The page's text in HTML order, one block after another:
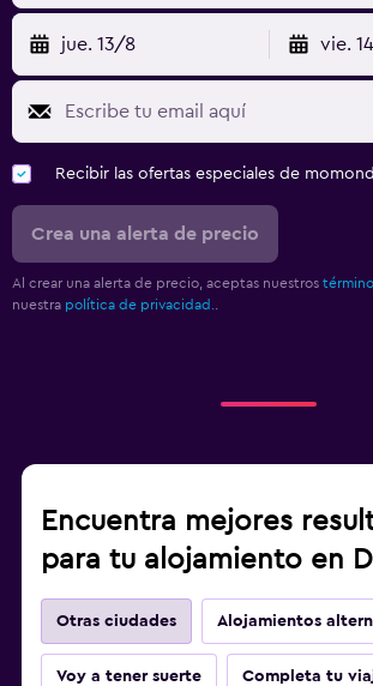
jue. 13/8 vie.
Recibir las ofertas especiales de
Crea una alerta de precio
Al crear una alerta de precio, aceptas nuestros
nuestra política de privacidad.
Encuentra mejores
para tu alojamiento en
Otras ciudades Alojamientos
Voy a tener suerte Completa tu